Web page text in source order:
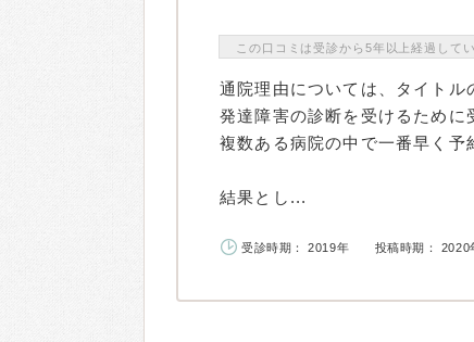
この口コミは受診から5年以上経過してい
通院理由については、タイトル
発達障害の診断を受けるため
複数ある病院の中で一番早く予
結果とし...
受診時期： 2019年 投稿時期： 2020